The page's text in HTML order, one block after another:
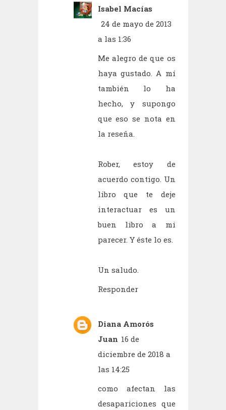
Isabel Macías
24 de mayo de 2013
a las 1:36
Me alegro de que os
haya gustado. A mí
también lo ha
hecho, y supongo
que eso se nota en
la reseña.
Rober, estoy de
acuerdo contigo. Un
libro que te deje
interactuar es un
buen libro a mi
parecer. Y éste lo es.
Un saludo.
Responder
Diana Amorós
Juan 16 de
diciembre de 2018 a
las 14:25
como afectan las
desapariciones que